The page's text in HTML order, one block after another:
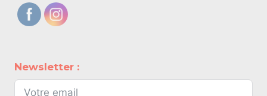
Newsletter :